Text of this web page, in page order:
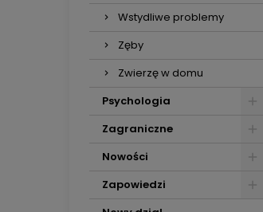
Wstydliwe problemy
Zęby
Zwierzę w domu
Psychologia
Zagraniczne
Nowości
Zapowiedzi